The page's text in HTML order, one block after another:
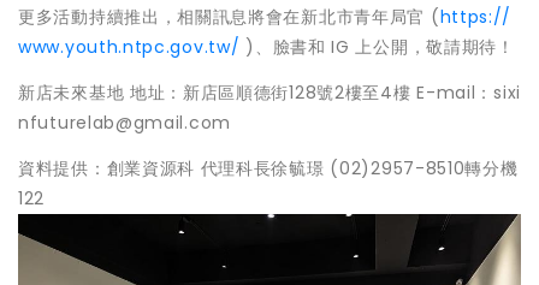
更多活動持續推出，相關訊息將會在新北市青年局官 (https://
www.youth.ntpc.gov.tw/ )、臉書和 IG 上公開，敬請期待！
新店未來基地 地址：新店區順德街128號2樓至4樓 E-mail：sixi
nfuturelab@gmail.com
資料提供：創業資源科 代理科長徐毓璟 (02)2957-8510轉分機
122